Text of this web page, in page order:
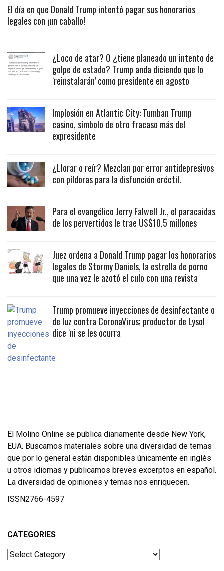
El día en que Donald Trump intentó pagar sus honorarios
legales con ¡un caballo!
¿Loco de atar? O ¿tiene planeado un intento de
golpe de estado? Trump anda diciendo que lo
‘reinstalarán’ como presidente en agosto
Implosión en Atlantic City: Tumban Trump
casino, símbolo de otro fracaso más del
expresidente
¿Llorar o reír? Mezclan por error antidepresivos
con píldoras para la disfunción eréctil.
Para el evangélico Jerry Falwell Jr., el paracaidas
de los pervertidos le trae US$10.5 millones
Juez ordena a Donald Trump pagar los honorarios
legales de Stormy Daniels, la estrella de porno
que una vez le azotó el culo con una revista
Trump promueve inyecciones de desinfectante o
de luz contra CoronaVirus; productor de Lysol
dice ‘ni se les ocurra
El Molino Online se publica diariamente desde New York,
EUA. Buscamos materiales sobre una diversidad de temas
que por lo general están disponibles únicamente en inglés
u otros idiomas y publicamos breves excerptos en español.
La diversidad de opiniones y temas nos enriquecen.
ISSN2766-4597
CATEGORIES
Categories